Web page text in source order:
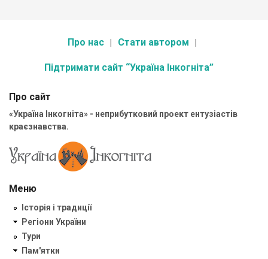
Про нас Стати автором
Підтримати сайт “Україна Інкогніта”
Про сайт
«Україна Інкогніта» - неприбутковий проект ентузіастів
краєзнавства.
Меню
Історія і традиції
Регіони України
Тури
Пам'ятки